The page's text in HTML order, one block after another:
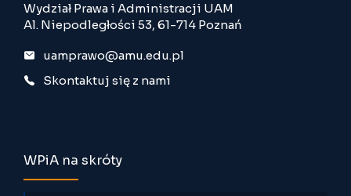
Wydział Prawa i Administracji UAM
Al. Niepodległości 53, 61-714 Poznań
uamprawo@amu.edu.pl
Skontaktuj się z nami
WPiA na skróty